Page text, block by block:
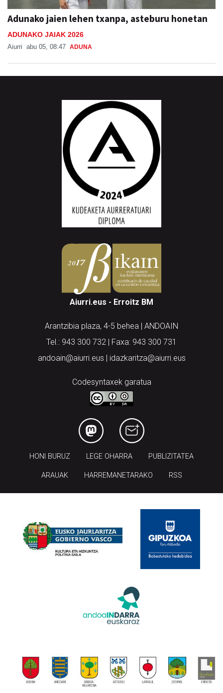
Adunako jaien lehen txanpa, asteburu honetan
ADUNAKO JAIAK 2026
Aiurri abu 05, 08:47 ADUNA
Aiurri.eus - Erroitz BM
Arantzibia plaza, 4-5 behea | ANDOAIN
Tel.: 943 300 732 | Faxa: 943 300 731
andoain@aiurri.eus | idazkaritza@aiurri.eus
Codesyntaxek garatua
HONI BURUZ LEGE OHARRA PUBLIZITATEA
ARAUAK HARREMANETARAKO RSS